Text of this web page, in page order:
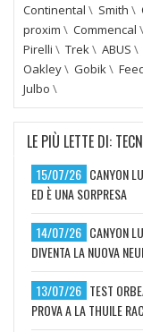
Continental \ Smith \
proxim \ Commencal \
Pirelli \ Trek \ ABUS \
Oakley\ Gobik \
Julbo \
LE PIÙ LETTE DI:
15/07/26 CANYON
ED È UNA SORPRESA
14/07/26 CANYON
DIVENTA LA NUOVA
13/07/26 TEST
PROVA A LA THUILE